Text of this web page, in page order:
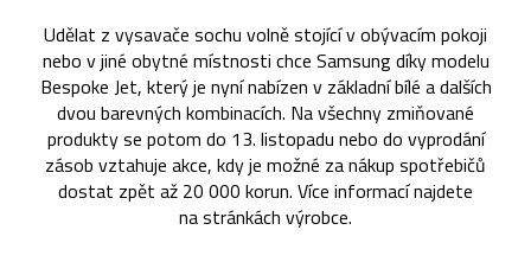
Udělat z vysavače sochu volně stojící v obývacím pokoji
nebo v jiné obytné místnosti chce Samsung díky modelu
Bespoke Jet, který je nyní nabízen v základní bílé a dalších
dvou barevných kombinacích. Na všechny zmiňované
produkty se potom do 13. listopadu nebo do vyprodání
zásob vztahuje akce, kdy je možné za nákup spotřebičů
dostat zpět až 20 000 korun. Více informací najdete
na stránkách výrobce.